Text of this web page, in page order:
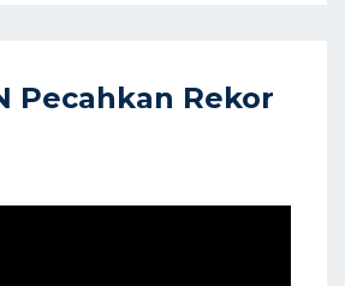
Pecahkan Rekor